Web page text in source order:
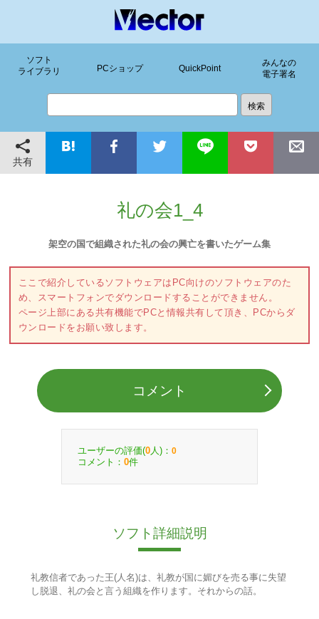
ソフト
ライブラリ
PCショップ QuickPoint
みんなの
電子署名
共有
礼の会1_4
架空の国で組織された礼の会の興亡を書いたゲーム集
ここで紹介しているソフトウェアはPC向けのソフトウェアのた
め、スマートフォンでダウンロードすることができません。
ページ上部にある共有機能でPCと情報共有して頂き、PCからダ
ウンロードをお願い致します。
コメント
ユーザーの評価(0 人)： 0
コメント： 0件
ソフト詳細説明
礼教信者であった王(人名)は、礼教が国に媚びを売る事に失望
し脱退、礼の会と言う組織を作ります。それからの話。